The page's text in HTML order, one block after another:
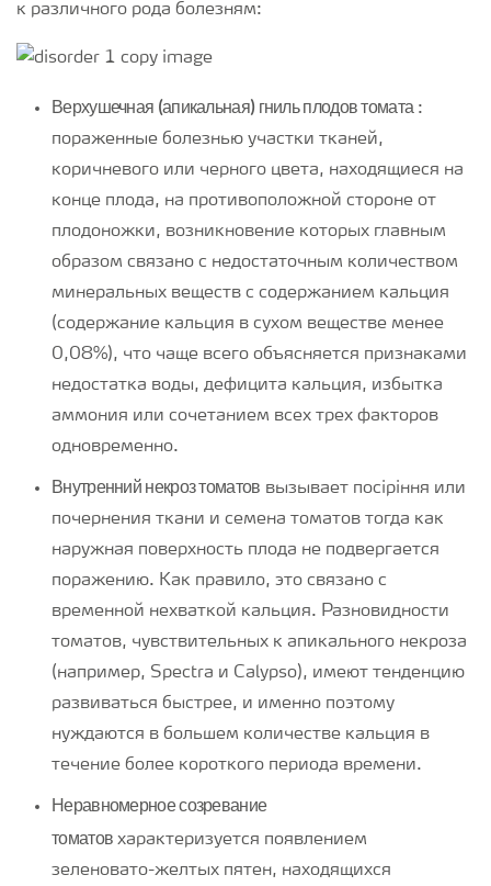
к различного рода болезням:
Верхушечная (апикальная) гниль плодов томата:
пораженные болезнью участки тканей,
коричневого или черного цвета, находящиеся на
конце плода, на противоположной стороне от
плодоножки, возникновение которых главным
образом связано с недостаточным количеством
минеральных веществ с содержанием кальция
(содержание кальция в сухом веществе менее
0,08%), что чаще всего объясняется признаками
недостатка воды, дефицита кальция, избытка
аммония или сочетанием всех трех факторов
одновременно.
Внутренний некроз томатов вызывает посіріння или
почернения ткани и семена томатов тогда как
наружная поверхность плода не подвергается
поражению. Как правило, это связано с
временной нехваткой кальция. Разновидности
томатов, чувствительных к апикального некроза
(например, Spectra и Calypso), имеют тенденцию
развиваться быстрее, и именно поэтому
нуждаются в большем количестве кальция в
течение более короткого периода времени.
Неравномерное созревание
томатов характеризуется появлением
зеленовато-желтых пятен, находящихся